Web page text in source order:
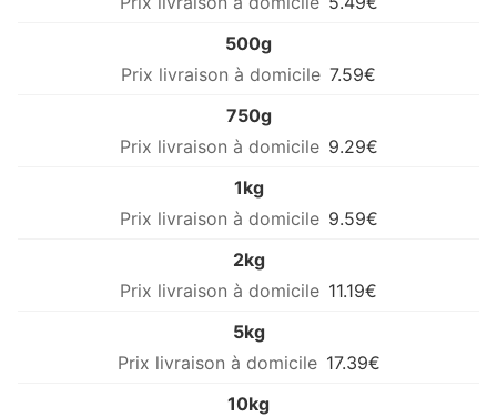
500g
7.59€
750g
9.29€
1kg
9.59€
2kg
11.19€
5kg
17.39€
10kg